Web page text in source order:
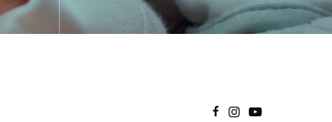
ΠΕΡΙΣΣΌΤΕΡΑ